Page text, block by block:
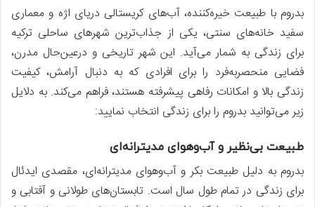
بدروم با طبیعت خیره‌کننده، آب‌های کریستالی دریای اژه و معماری
سفید خانه‌های سنتی، یکی از جذاب‌ترین شهرهای ساحلی ترکیه
برای زندگی به شمار می‌آید. این شهر تاریخی و درعین‌حال مدرن،
فضایی منحصربه‌فرد را برای افرادی که به دنبال آرامش، کیفیت
زندگی بالا و امکانات رفاهی پیشرفته هستند، فراهم می‌کند. به دلایل
زیر می‌توانید بدروم را برای زندگی انتخاب نمایید:
طبیعت بی‌نظیر و آب‌وهوای مدیترانه‌ای
بدروم به دلیل طبیعت بکر و آب‌وهوای مدیترانه‌ای، مقصدی ایدئال
برای زندگی در تمام طول سال است. تابستان‌های طولانی و آفتابی و